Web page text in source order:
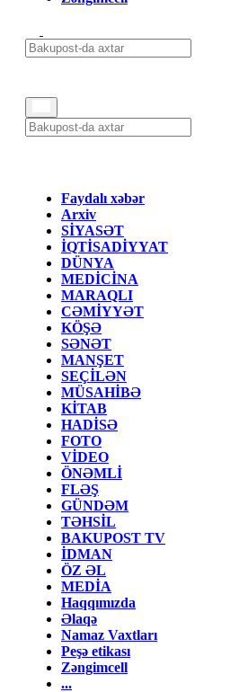
Faydalı xəbər
Arxiv
SİYASƏT
İQTİSADİYYAT
DÜNYA
MEDİCİNA
MARAQLI
CƏMİYYƏT
KÖŞƏ
SƏNƏT
MANŞET
SEÇİLƏN
MÜSAHİBƏ
KİTAB
HADİSƏ
FOTO
VİDEO
ÖNƏMLİ
FLƏŞ
GÜNDƏM
TƏHSİL
BAKUPOST TV
İDMAN
ÖZ ƏL
MEDİA
Haqqımızda
Əlaqə
Namaz Vaxtları
Peşə etikası
Zəngimcell
...